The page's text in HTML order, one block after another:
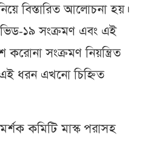
বিস্তারিত আলোচনা হয়।
১৯ সংক্রমণ এবং এই
করোনা সংক্রমণ নিয়ন্ত্রিত
ধরন এখনো চিহ্নিত
কমিটি মাস্ক পরাসহ